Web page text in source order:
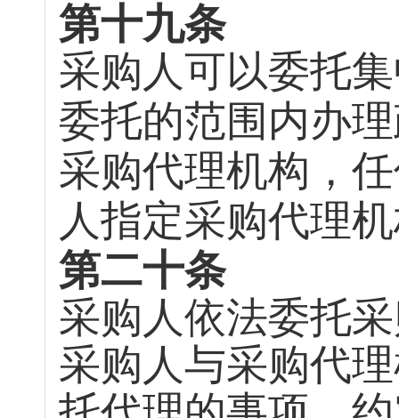
第十九条
采购人可以委托
委托的范围内办
采购代理机构，
人指定采购代理
第二十条
采购人依法委托
采购人与采购代